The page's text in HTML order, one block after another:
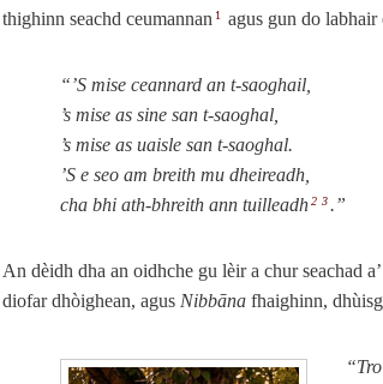
thighinn seachd ceumannan 1 agus gun do labhair
“’S mise ceannard an t-saoghail,
’s mise as sine san t-saoghal,
’s mise as uaisle san t-saoghal.
’S e seo am breith mu dheireadh,
cha bhi ath-bhreith ann tuilleadh2 3.”
An dèidh dha an oidhche gu lèir a chur seachad
diofar dhòighean, agus Nibbāna fhaighinn,